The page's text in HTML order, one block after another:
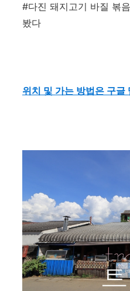
#다진 돼지고기 바질 볶
봤다
위치 및 가는 방법은 구글